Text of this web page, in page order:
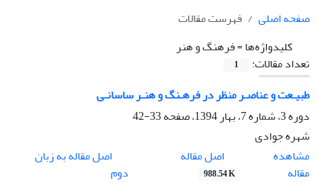
صفحه اصلی
فهرست مقالات
کلیدواژه‌ها =فرهنگ و هنر
تعداد مقالات:
1
طبیـعت و عناصـر منظر در فرهـنگ و هنـر ساسانـی
دوره 3، شماره 7، بهار 1394، صفحه
33-42
شهره جوادی
مشاهده
مقاله
اصل مقاله
988.54 K
اصل مقاله به زبان
دوم